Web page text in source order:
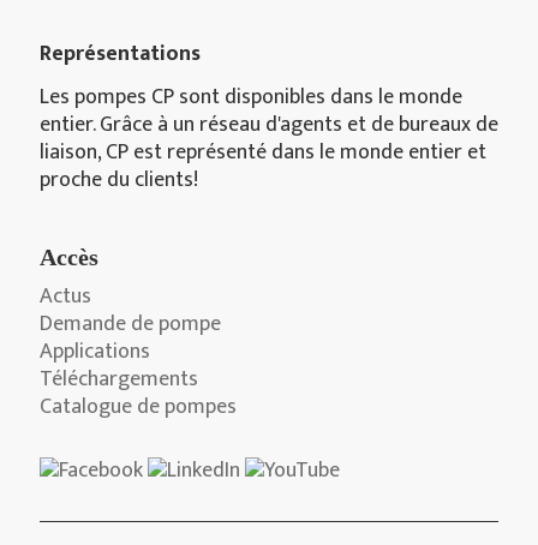
Représentations
Les pompes CP sont disponibles dans le monde
entier. Grâce à un réseau d'agents et de bureaux de
liaison, CP est représenté dans le monde entier et
proche du clients!
Accès
Actus
Demande de pompe
Applications
Téléchargements
Catalogue de pompes